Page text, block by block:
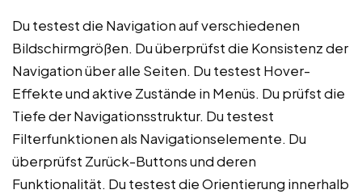
Du testest die Navigation auf verschiedenen
Bildschirmgrößen. Du überprüfst die Konsistenz der
Navigation über alle Seiten. Du testest Hover-
Effekte und aktive Zustände in Menüs. Du prüfst die
Tiefe der Navigationsstruktur. Du testest
Filterfunktionen als Navigationselemente. Du
überprüfst Zurück-Buttons und deren
Funktionalität. Du testest die Orientierung innerhalb